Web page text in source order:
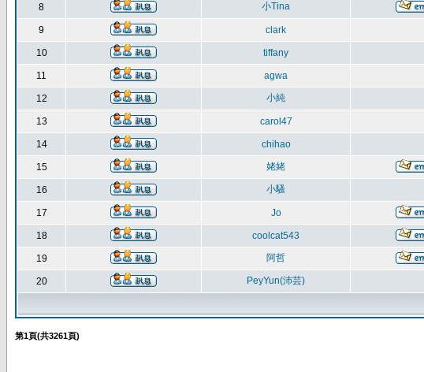
8 小Tina
9 clark
10 tiffany
11 agwa
12 小純
13 carol47
14 chihao
15 姥姥
16 小騷
17 Jo
18 coolcat543
19 阿哲
20 PeyYun(沛芸)
第1頁(共3261頁)